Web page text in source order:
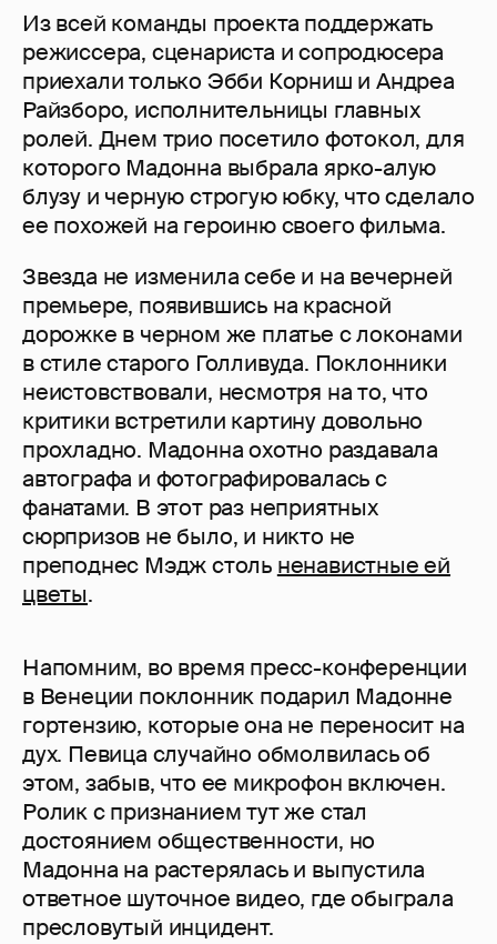
Из всей команды проекта поддержать
режиссера, сценариста и сопродюсера
приехали только Эбби Корниш и Андреа
Райзборо, исполнительницы главных
ролей. Днем трио посетило фотокол, для
которого Мадонна выбрала ярко-алую
блузу и черную строгую юбку, что сделало
ее похожей на героиню своего фильма.
Звезда не изменила себе и на вечерней
премьере, появившись на красной
дорожке в черном же платье с локонами
в стиле старого Голливуда. Поклонники
неистовствовали, несмотря на то, что
критики встретили картину довольно
прохладно. Мадонна охотно раздавала
автографа и фотографировалась с
фанатами. В этот раз неприятных
сюрпризов не было, и никто не
преподнес Мэдж столь ненавистные ей
цветы.
Напомним, во время пресс-конференции
в Венеции поклонник подарил Мадонне
гортензию, которые она не переносит на
дух. Певица случайно обмолвилась об
этом, забыв, что ее микрофон включен.
Ролик с признанием тут же стал
достоянием общественности, но
Мадонна на растерялась и выпустила
ответное шуточное видео, где обыграла
пресловутый инцидент.